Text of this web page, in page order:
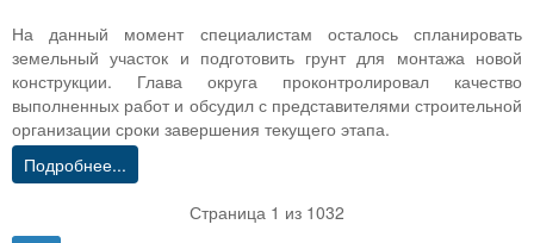
На данный момент специалистам осталось спланировать
земельный участок и подготовить грунт для монтажа новой
конструкции. Глава округа проконтролировал качество
выполненных работ и обсудил с представителями строительной
организации сроки завершения текущего этапа.
Подробнее...
Страница 1 из 1032